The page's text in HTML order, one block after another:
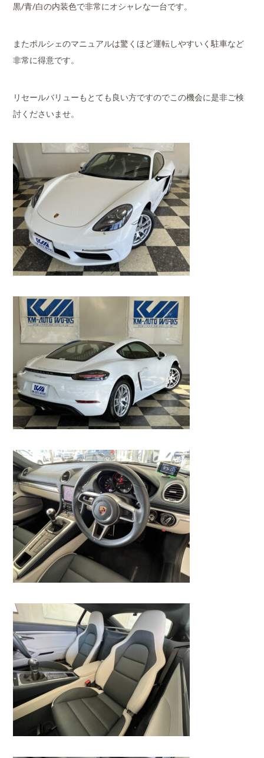
黒/青/白の内装色で非常にオシャレな一台です。
またポルシェのマニュアルは驚くほど運転しやすいく駐車など
非常に得意です。
リセールバリューもとても良い方ですのでこの機会に是非ご検
討くださいませ。